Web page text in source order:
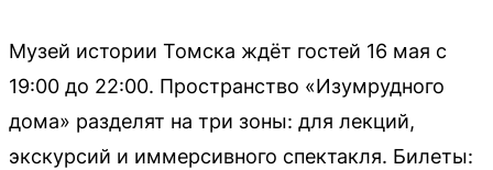
Музей истории Томска ждёт гостей 16 мая с
19:00 до 22:00. Пространство «Изумрудного
дома» разделят на три зоны: для лекций,
экскурсий и иммерсивного спектакля. Билеты: